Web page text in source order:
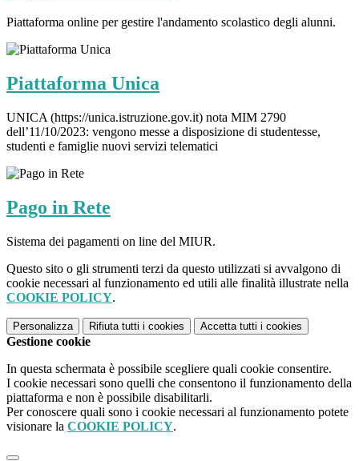
Piattaforma online per gestire l'andamento scolastico degli alunni.
Piattaforma Unica
UNICA (https://unica.istruzione.gov.it) nota MIM 2790
dell’11/10/2023: vengono messe a disposizione di studentesse,
studenti e famiglie nuovi servizi telematici
Pago in Rete
Sistema dei pagamenti on line del MIUR.
Questo sito o gli strumenti terzi da questo utilizzati si avvalgono di
cookie necessari al funzionamento ed utili alle finalità illustrate nella
COOKIE POLICY.
Personalizza Rifiuta tutti i cookies Accetta tutti i cookies
Gestione cookie
In questa schermata è possibile scegliere quali cookie consentire.
I cookie necessari sono quelli che consentono il funzionamento della
piattaforma e non è possibile disabilitarli.
Per conoscere quali sono i cookie necessari al funzionamento potete
visionare la COOKIE POLICY.